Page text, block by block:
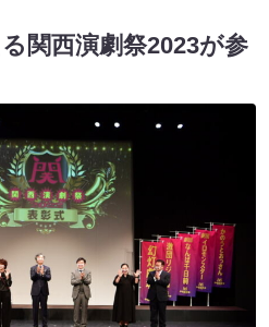
関西演劇祭2023が参